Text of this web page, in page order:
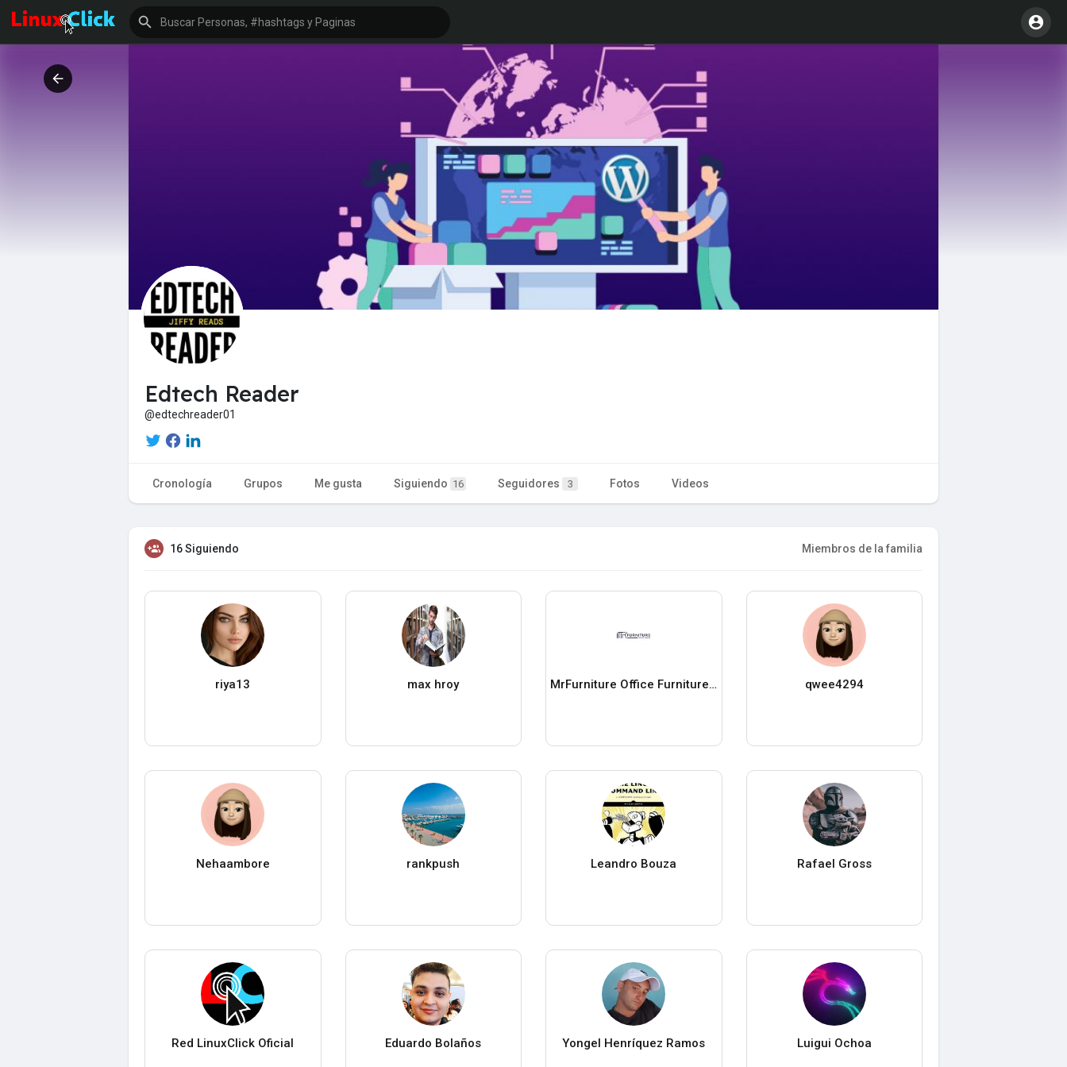
Edtech Reader
@edtechreader01
Cronología Grupos Me gusta Siguiendo 16 Seguidores 3 Fotos Videos
16 Siguiendo Miembros de la familia
riya13 max hroy MrFurniture Office Furniture Dubai qwee4294
Nehaambore rankpush Leandro Bouza Rafael Gross
Red LinuxClick Oficial Eduardo Bolaños Yongel Henríquez Ramos Luigui Ochoa